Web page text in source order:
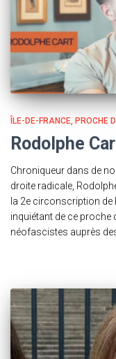
ÎLE-DE-FRANCE PROCHE
Rodolphe
Chroniqueur dans de
droite radicale,
la 2e circonscription
inquiétant de ce proche
néofascistes auprès